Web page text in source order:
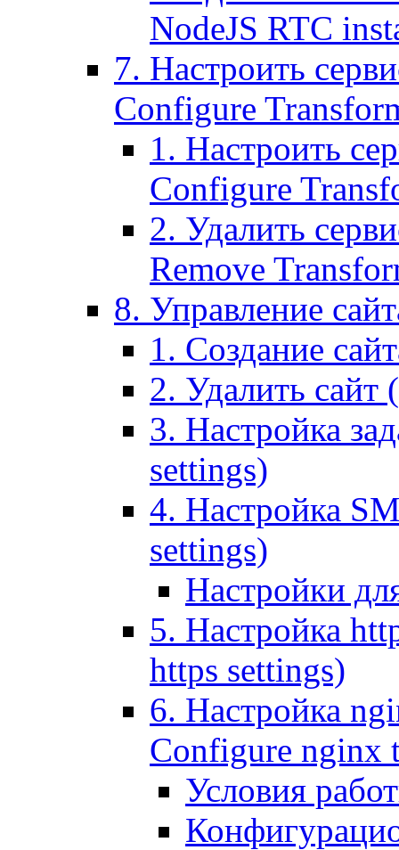
NodeJS RTC
7. Настроить
Configure
1. Настроить
Configure
2. Удалить
Remove
8. Управление
1. Создание
2. Удалить сайт
3. Настройка
settings)
4. Настройка
settings)
Настройки
5. Настройка
https settings)
6. Настройка
Configure nginx
Условия